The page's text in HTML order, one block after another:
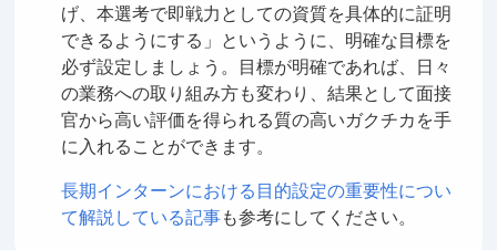
げ、本選考で即戦力としての資質を具体的に証明
できるようにする」というように、明確な目標を
必ず設定しましょう。目標が明確であれば、日々
の業務への取り組み方も変わり、結果として面接
官から高い評価を得られる質の高いガクチカを手
に入れることができます。
長期インターンにおける目的設定の重要性につい
て解説している記事も参考にしてください。